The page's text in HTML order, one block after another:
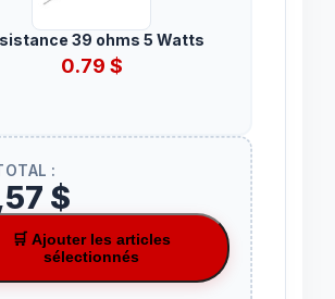
39 ohms 5 Watts
0.79 $
:
$
🛒 Ajouter les articles
sélectionnés